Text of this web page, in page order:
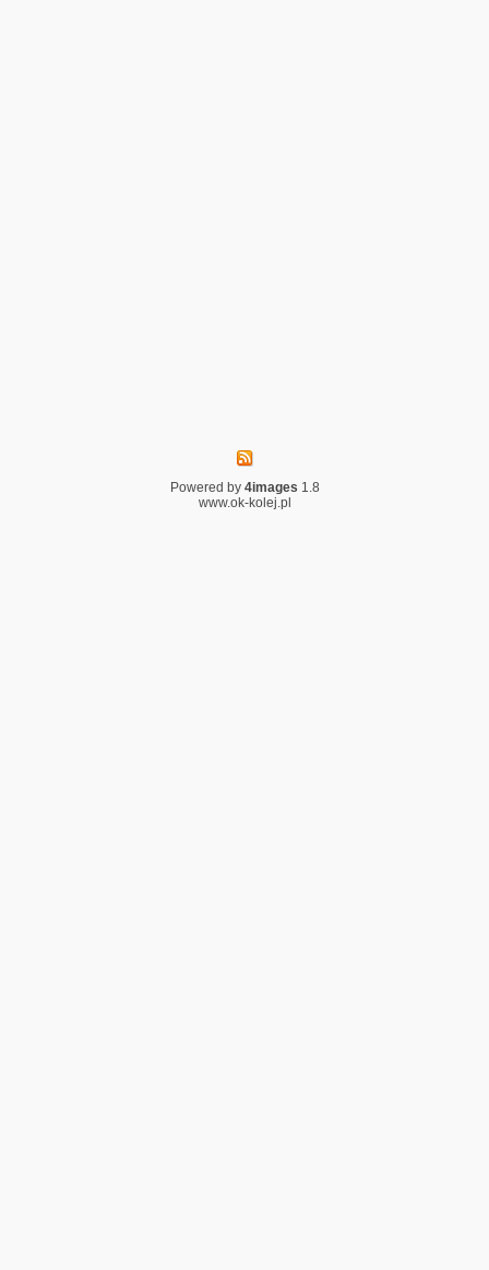
Powered by 4images 1.8
www.ok-kolej.pl